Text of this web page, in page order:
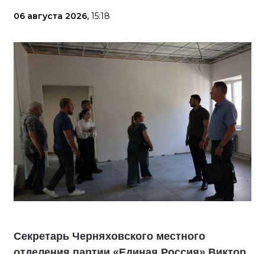
06 августа 2026, 15:18
Секретарь Черняховского местного